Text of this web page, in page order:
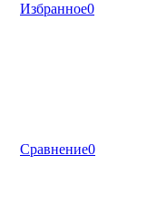
Избранное0
Сравнение0